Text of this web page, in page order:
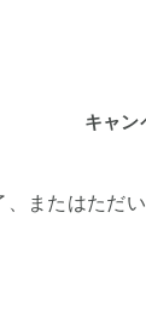
キャン
またはただ